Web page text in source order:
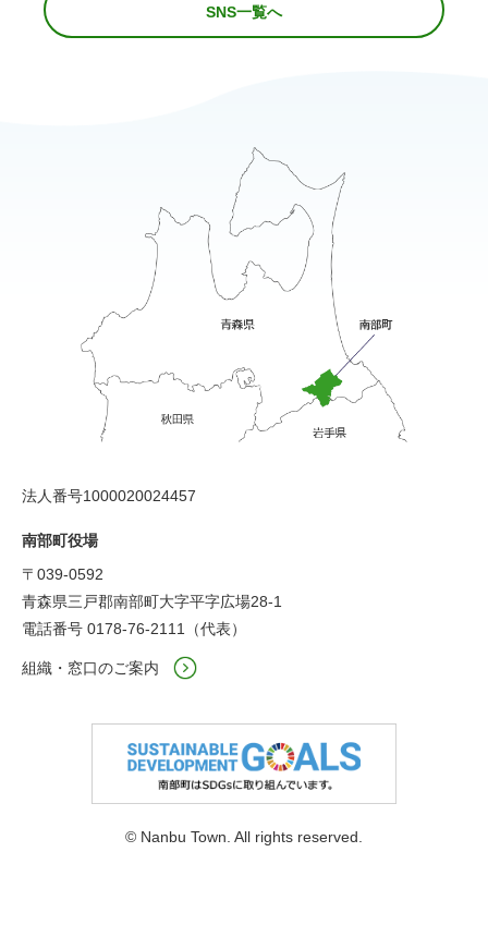
SNS一覧へ
法人番号1000020024457
南部町役場
〒039-0592
青森県三戸郡南部町大字平字広場28-1
電話番号 0178-76-2111（代表）
組織・窓口のご案内
© Nanbu Town. All rights reserved.